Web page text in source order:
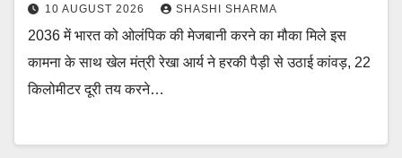
10 AUGUST 2026 SHASHI SHARMA
2036 में भारत को ओलंपिक की मेजबानी करने का मौका मिले इस
कामना के साथ खेल मंत्री रेखा आर्य ने हरकी पैड़ी से उठाई कांवड़, 22
किलोमीटर दूरी तय करने…